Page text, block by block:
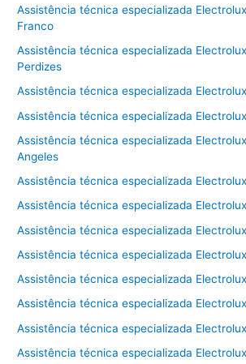
Assistência técnica especializada
Franco
Assistência técnica especializada
Perdizes
Assistência técnica especializada
Assistência técnica especializada
Assistência técnica especializada
Angeles
Assistência técnica especializada
Assistência técnica especializada
Assistência técnica especializada
Assistência técnica especializada
Assistência técnica especializada
Assistência técnica especializada
Assistência técnica especializada
Assistência técnica especializada